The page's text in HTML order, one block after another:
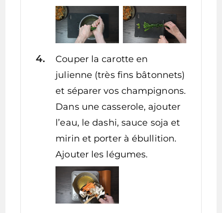
Couper la carotte en
julienne (très fins bâtonnets)
et séparer vos champignons.
Dans une casserole, ajouter
l’eau, le dashi, sauce soja et
mirin et porter à ébullition.
Ajouter les légumes.